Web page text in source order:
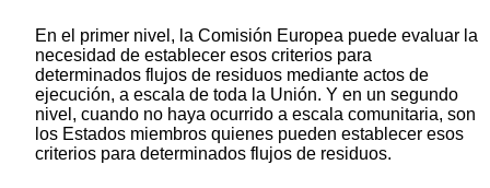
En el primer nivel, la Comisión Europea puede evaluar la
necesidad de establecer esos criterios para
determinados flujos de residuos mediante actos de
ejecución, a escala de toda la Unión. Y en un segundo
nivel, cuando no haya ocurrido a escala comunitaria, son
los Estados miembros quienes pueden establecer esos
criterios para determinados flujos de residuos.